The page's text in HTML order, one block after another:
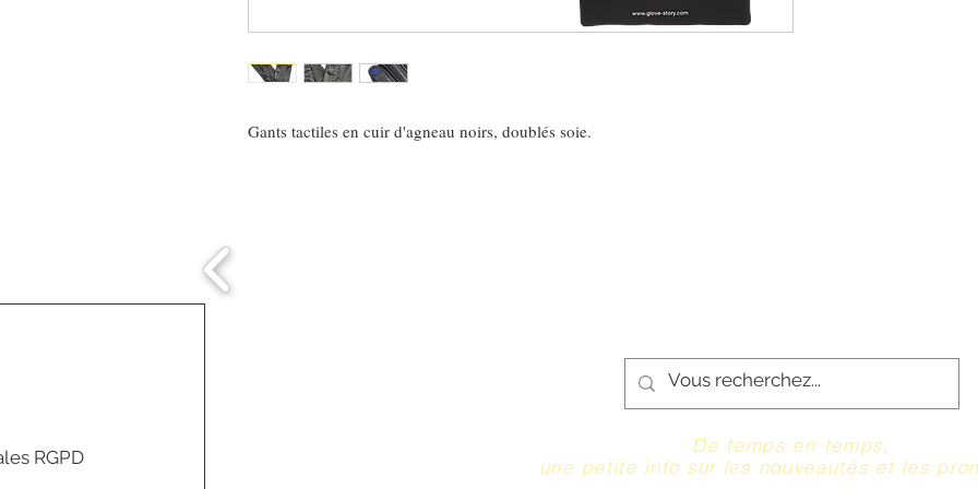
Gants tactiles en cuir d'agneau noirs, doublés soie.
RGPD De temps en temps,
une petite info sur les nouveautés et les